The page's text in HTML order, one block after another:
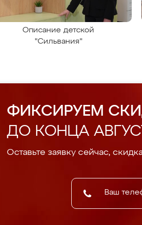
Описание детской
"Сильвания"
ФИКСИРУЕМ
ДО КОНЦА
Оставьте заявку сейчас,